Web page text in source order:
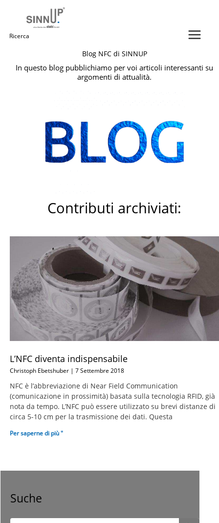
Ricerca
Blog NFC di SINNUP
In questo blog pubblichiamo per voi articoli interessanti su
argomenti di attualità.
Contributi archiviati:
L’NFC diventa indispensabile
Christoph Ebetshuber 7 Settembre 2018
NFC è l’abbreviazione di Near Field Communication
(comunicazione in prossimità) basata sulla tecnologia RFID, già
nota da tempo. L’NFC può essere utilizzato su brevi distanze di
circa 5-10 cm per la trasmissione dei dati. Questa
Per saperne di più "
Suche